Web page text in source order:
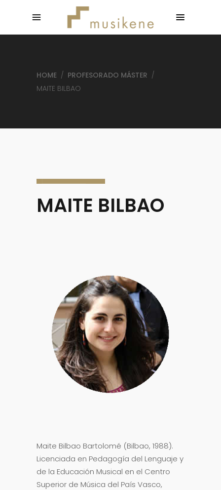
HOME / PROFESORADO MÁSTER /
MAITE BILBAO
MAITE BILBAO
Maite Bilbao Bartolomé (Bilbao, 1988).
Licenciada en Pedagogía del Lenguaje y
de la Educación Musical en el Centro
Superior de Música del País Vasco,